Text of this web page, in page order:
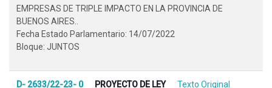
EMPRESAS DE TRIPLE IMPACTO EN LA PROVINCIA DE
BUENOS AIRES..
Fecha Estado Parlamentario: 14/07/2022
Bloque: JUNTOS
D- 2633/22-23- 0 PROYECTO DE LEY Texto Original